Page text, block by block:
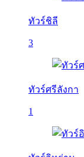
ทัวร์ชิลี
3
ทัวร์ศรีลังกา
1